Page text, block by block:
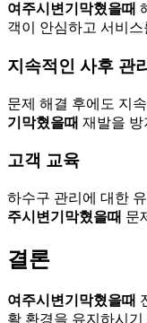
여주시변기막혔을때
객이 안심하고 서비
지속적인 사후 관리
문제 해결 후에도 지
기막혔을때 재발을 방
고객 교육
하수구 관리에 대한
주시변기막혔을때 문
결론
여주시변기막혔을때
활 환경을 유지하시